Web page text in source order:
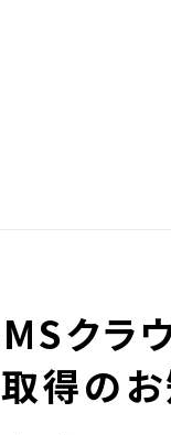
クラ
得のお